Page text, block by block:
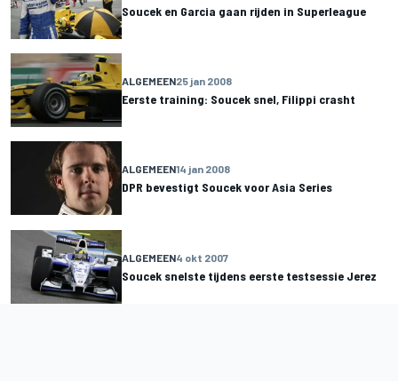
Soucek en Garcia gaan rijden in Superleague
ALGEMEEN25 jan 2008
Eerste training: Soucek snel, Filippi crasht
ALGEMEEN14 jan 2008
DPR bevestigt Soucek voor Asia Series
ALGEMEEN4 okt 2007
Soucek snelste tijdens eerste testsessie Jerez